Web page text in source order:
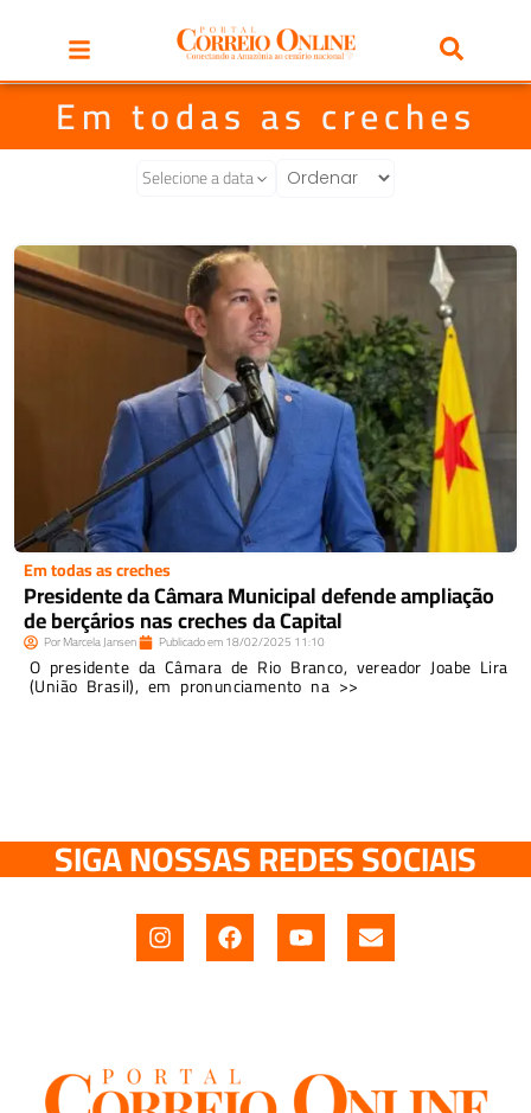
Em todas as creches
Selecione a data
Em todas as creches
Presidente da Câmara Municipal defende ampliação
de berçários nas creches da Capital
PorMarcela Jansen Publicado em18/02/2025 11:10
O presidente da Câmara de Rio Branco, vereador Joabe Lira
(União Brasil), em pronunciamento na >>
SIGA NOSSAS REDES SOCIAIS